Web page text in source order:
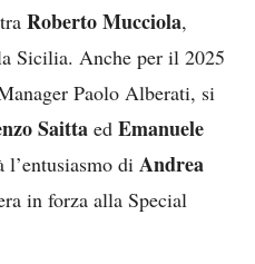
Roberto Mucciola,
Sicilia. Anche per il 2025
Paolo Alberati, si
Saitta ed Emanuele
l’entusiasmo di Andrea
in forza alla Special